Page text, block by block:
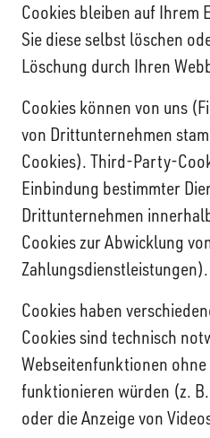
Cookies bleiben auf Ihrem
Sie diese selbst löschen
Löschung durch Ihren
Cookies können von uns
von Drittunternehmen
Cookies). Third-Party-
Einbindung bestimmter
Drittunternehmen
Cookies zur Abwicklung
Zahlungsdienstleistungen).
Cookies haben
Cookies sind technisch
Webseitenfunktionen ohne
funktionieren würden (z.
oder die Anzeige von